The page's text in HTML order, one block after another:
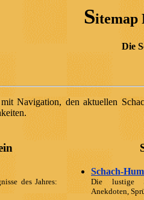
Sitemap
Die
Navigation, den aktuellen
des Jahres:
Schach-
Die lustige
Anekdoten,